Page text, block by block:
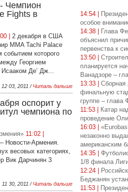
Чемпион
Fights в
| 2 декабря в США
MMA Tachi Palace
событием которого
Георгием
Исааком Де’ Дж...
12 03, 2011 / Читаль дальше
оспорит у
чемпиона по
11:02 |
Новости-Армения.
весовых категориях,
Вик Дарчинян 3
11 30, 2011 / Читаль дальше
14:54 |
особое
14:38 |
Глава
объяснил
первенства к
13:50 |
планируется
Ванадзоре –
13:33 | Сборная
финальную
группе – глава
11:53 |
Катар
проведение
16:03 |
незаконно
американским
14:35 |
1/8 финала
12:24 |
Беджанян
11:53 |